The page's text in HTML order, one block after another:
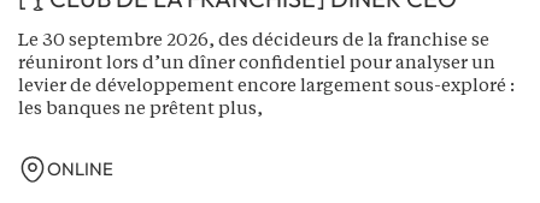
Le 30 septembre 2026, des décideurs de la franchise se
réuniront lors d’un dîner confidentiel pour analyser un
levier de développement encore largement sous-exploré :
les banques ne prêtent plus,
ONLINE